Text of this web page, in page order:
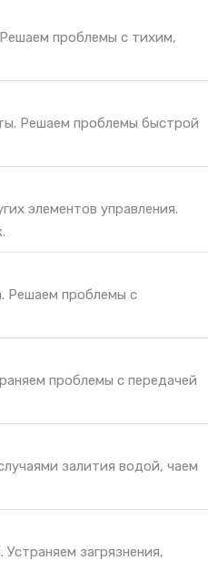
проблемы с тихим,
Решаем проблемы быстрой
элементов управления.
Решаем проблемы с
проблемы с передачей
залития водой, чаем
загрязнения,